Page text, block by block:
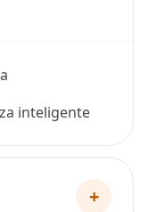
inteligente
+